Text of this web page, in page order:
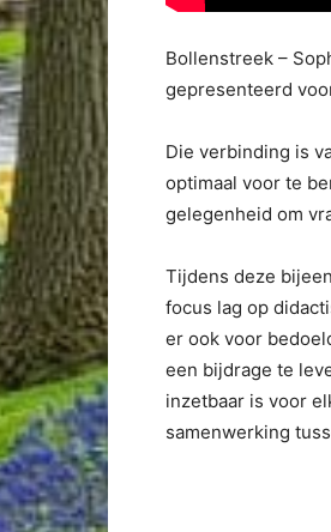
Bollenstreek –
gepresenteerd
Die verbinding is
optimaal voor te
gelegenheid om
Tijdens deze
focus lag op
er ook voor
een bijdrage te
inzetbaar is voor
samenwerking